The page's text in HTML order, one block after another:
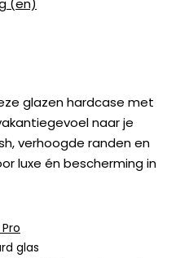
(en)
glazen hardcase met
naar je
verhoogde randen en
luxe én bescherming in
glas